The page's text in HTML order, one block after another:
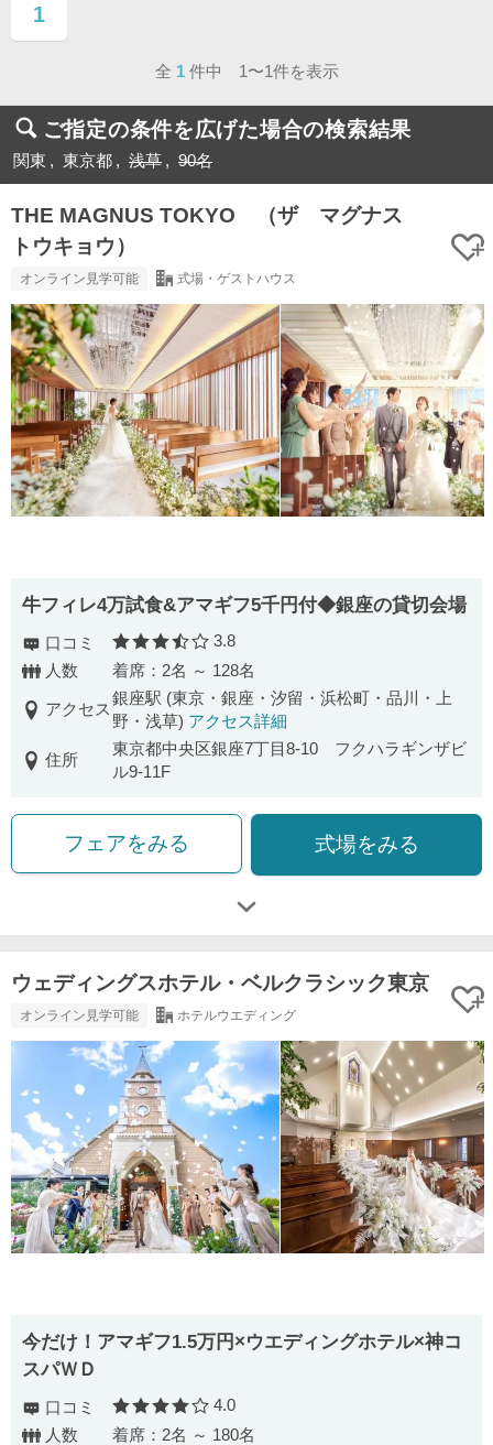
1
ページ目
全 1 件中 1〜1件を表示
ご指定の条件を広げた場合の検索結果
関東 東京都 浅草 90名
THE MAGNUS TOKYO （ザ マグナス
トウキョウ）
オンライン見学可能 式場・ゲストハウス
牛フィレ4万試食&アマギフ5千円付◆銀座の貸切会場
口コミ 口コミ評価
3.8
人数
着席：2名 ～ 128名
アクセス
銀座駅 (東京・銀座・汐留・浜松町・品川・上
野・浅草) アクセス詳細
住所
東京都中央区銀座7丁目8-10 フクハラギンザビ
ル9-11F
フェアをみる 式場をみる
ウェディングスホテル・ベルクラシック東京
オンライン見学可能 ホテルウエディング
今だけ！アマギフ1.5万円×ウエディングホテル×神コ
スパＷＤ
口コミ 口コミ評価
4.0
人数
着席：2名 ～ 180名